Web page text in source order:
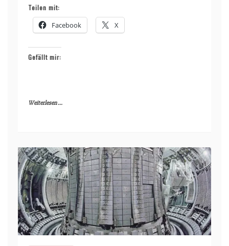
Teilen mit:
Facebook X
Gefällt mir:
Weiterlesen ...